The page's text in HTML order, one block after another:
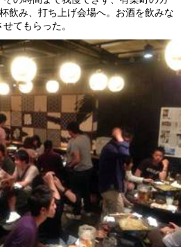
飲み、打ち上げ会場へ。お酒を飲みな
てもらった。